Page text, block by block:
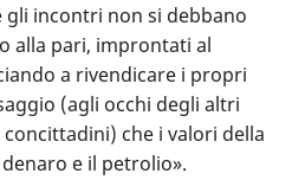
gli incontri non si debbano
alla pari, improntati al
a rivendicare i propri
(agli occhi degli altri
che i valori della
e il petrolio».